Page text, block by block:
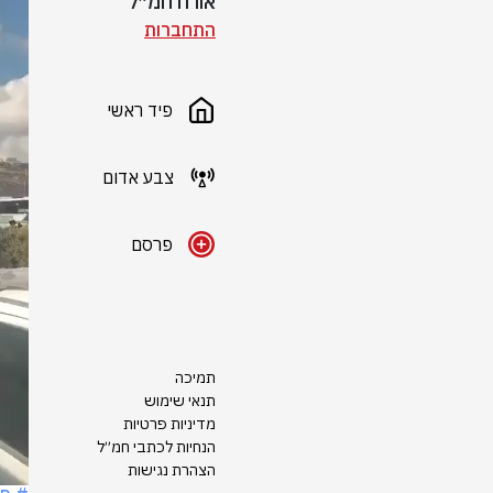
התחברות
פיד ראשי
צבע אדום
פרסם
תמיכה
תנאי שימוש
מדיניות פרטיות
הנחיות לכתבי חמ״ל
הצהרת נגישות